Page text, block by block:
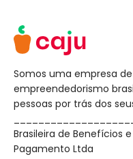
Somos uma empresa
empreendedorismo
pessoas por trás dos
Brasileira de Benefícios
Pagamento Ltda